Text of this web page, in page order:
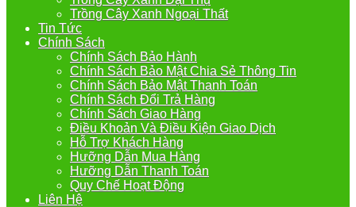
Trồng Cây Xanh Ngoại Thất
Tin Tức
Chính Sách
Chính Sách Bảo Hành
Chính Sách Bảo Mật Chia Sẻ Thông Tin
Chính Sách Bảo Mật Thanh Toán
Chính Sách Đổi Trả Hàng
Chính Sách Giao Hàng
Điều Khoản Và Điều Kiện Giao Dịch
Hỗ Trợ Khách Hàng
Hưỡng Dẫn Mua Hàng
Hưỡng Dẫn Thanh Toán
Quy Chế Hoạt Động
Liên Hệ